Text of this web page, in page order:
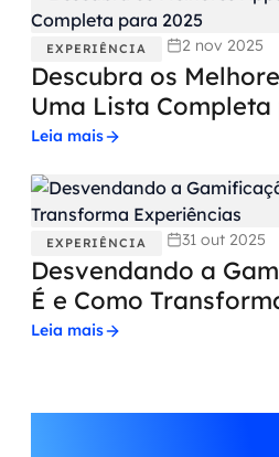
EXPERIÊNCIA 2 nov 2025
Descubra os
Uma Lista Completa
Leia mais
EXPERIÊNCIA 31 out 2025
Desvendando a
É e Como
Leia mais